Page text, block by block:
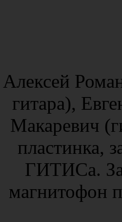
Алексей
гитара),
Макаревич
пластинка,
ГИТИСа.
магнитофон